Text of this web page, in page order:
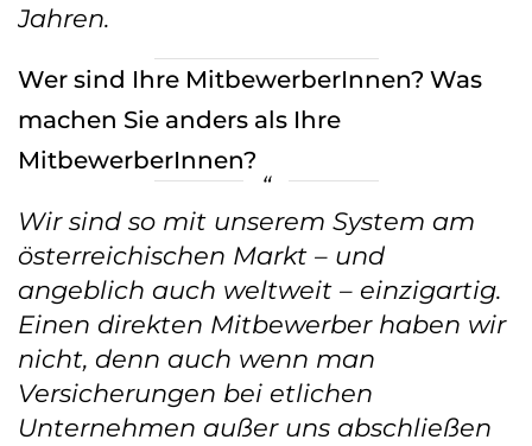
Jahren.
Wer sind Ihre MitbewerberInnen? Was
machen Sie anders als Ihre
MitbewerberInnen?
Wir sind so mit unserem System am
österreichischen Markt – und
angeblich auch weltweit – einzigartig.
Einen direkten Mitbewerber haben wir
nicht, denn auch wenn man
Versicherungen bei etlichen
Unternehmen außer uns abschließen